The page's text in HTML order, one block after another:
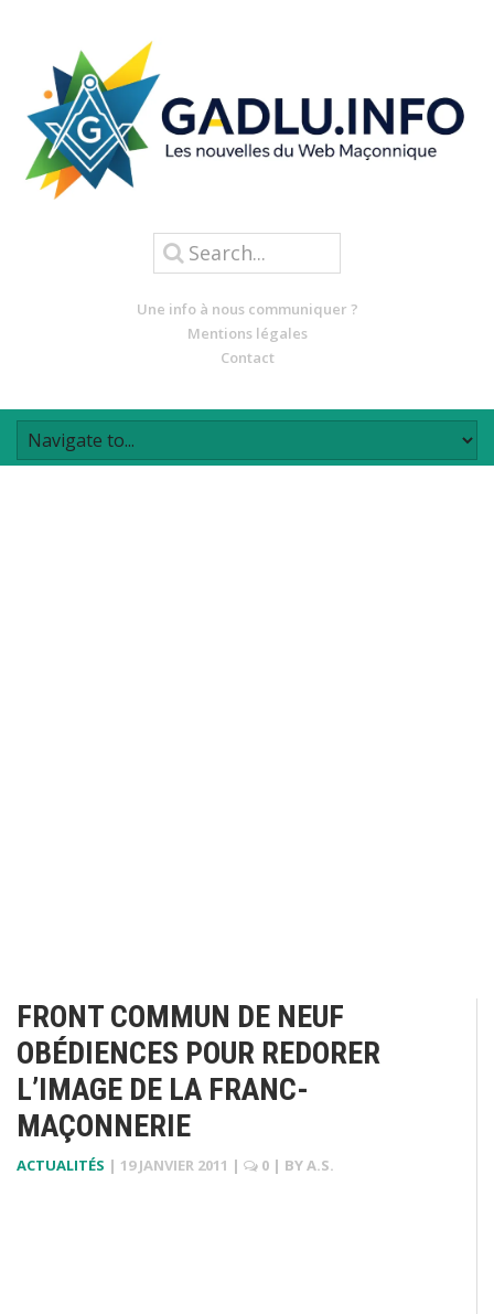
Une info à nous communiquer ?
Mentions légales
Contact
FRONT COMMUN DE NEUF
OBÉDIENCES POUR REDORER
L’IMAGE DE LA FRANC-
MAÇONNERIE
ACTUALITÉS | 19 JANVIER 2011 | 0 | BYA.S.